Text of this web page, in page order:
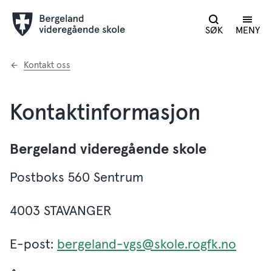
SØK MENY
Du
Kontakt oss
Kontaktinformasjon
Bergeland videregående skole
Postboks 560 Sentrum
4003 STAVANGER
E-post: bergeland-vgs@skole.rogfk.no